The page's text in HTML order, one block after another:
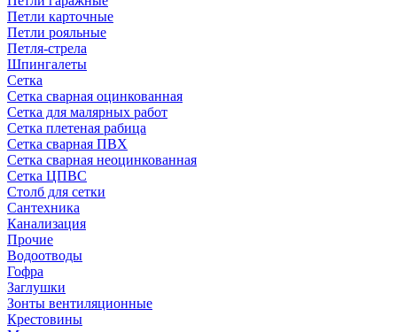
Петли карточные
Петли рояльные
Петля-стрела
Шпингалеты
Сетка
Сетка сварная оцинкованная
Сетка для малярных работ
Сетка плетеная рабица
Сетка сварная ПВХ
Сетка сварная неоцинкованная
Сетка ЦПВС
Столб для сетки
Сантехника
Канализация
Прочие
Водоотводы
Гофра
Заглушки
Зонты вентиляционные
Крестовины